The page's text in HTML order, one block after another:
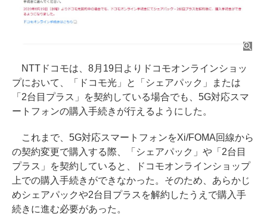
NTTドコモは、8月19日よりドコモオンラインショッ
プにおいて、「ドコモ光」と「シェアパック」または
「2台目プラス」を契約している場合でも、5G対応スマ
ートフォンの購入手続きが行えるようにした。
これまで、5G対応スマートフォンをXi/FOMA回線から
の契約変更で購入する際、「シェアパック」や「2台目
プラス」を契約していると、ドコモオンラインショップ
上での購入手続きができなかった。そのため、あらかじ
めシェアパックや2台目プラスを解約したうえで購入手
続きに進む必要があった。